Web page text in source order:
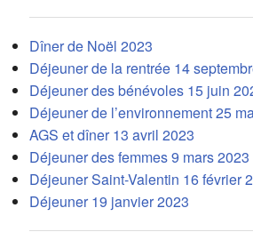
Dîner de Noël 2023
Déjeuner de la rentrée 14
Déjeuner des bénévoles 15 juin
Déjeuner de l’environnement 25
AGS et dîner 13 avril 2023
Déjeuner des femmes 9 mars 2023
Déjeuner Saint-Valentin 16 février
Déjeuner 19 janvier 2023